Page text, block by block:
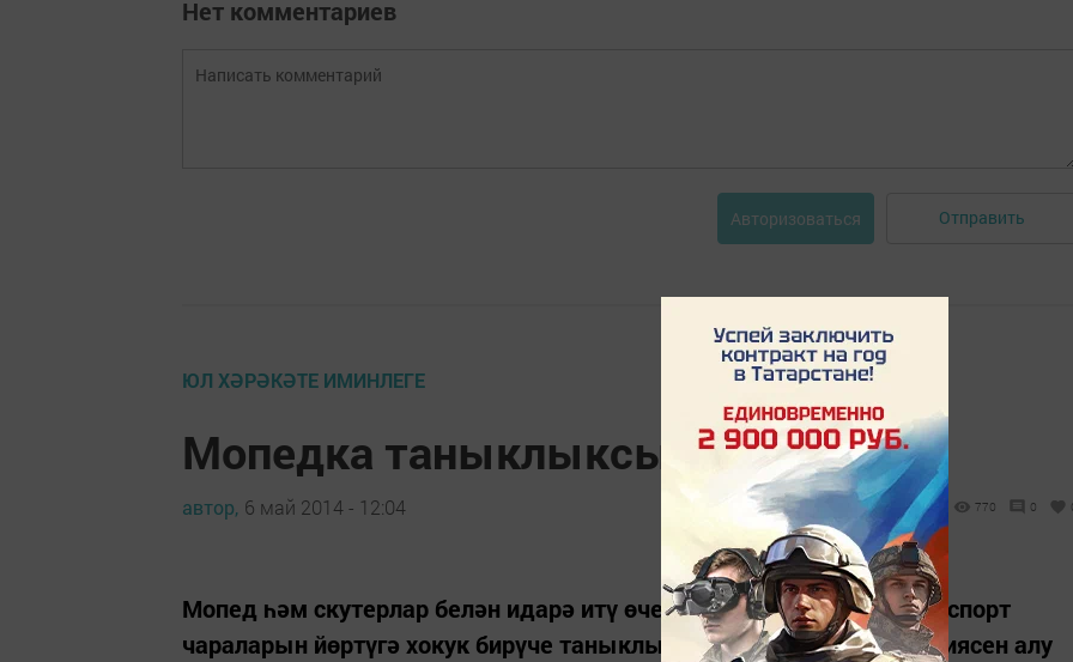
Нет комментариев
Авторизоваться Отправить
ЮЛ ХӘРӘКӘТЕ ИМИНЛЕГЕ
Мопедка таныклыксыз утырма
автор, 6 май 2014 - 12:04 770 0
Мопед һәм скутерлар белән идарә итү өчен хәзер мондый төр транспорт
чараларын йөртүгә хокук бирүче таныклык кирәк һәм «М» категориясен алу